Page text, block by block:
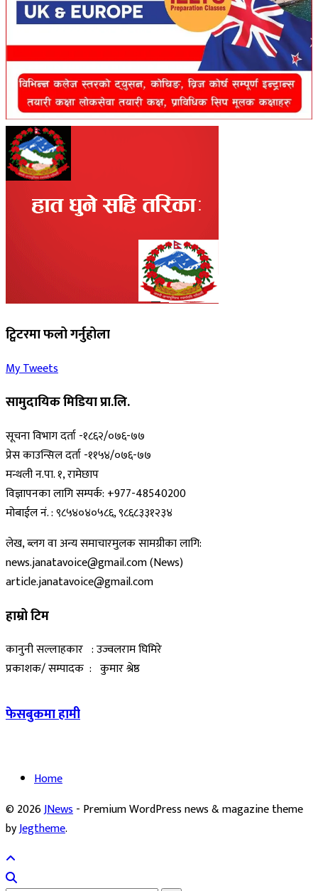
ट्विटरमा फलो गर्नुहोला
My Tweets
सामुदायिक मिडिया प्रा.लि.
सूचना विभाग दर्ता -१८६२/०७६-७७
प्रेस काउन्सिल दर्ता -११५४/०७६-७७
मन्थली न.पा. १, रामेछाप
विज्ञापनका लागि सम्पर्क: +977-48540200
मोबाईल नं. : ९८५४०४०५८६, ९८६८३३१२३४
लेख, ब्लग वा अन्य समाचारमुलक सामग्रीका लागि:
news.janatavoice@gmail.com (News)
article.janatavoice@gmail.com
हाम्रो टिम
कानुनी सल्लाहकार : उज्वलराम घिमिरे
प्रकाशक/ सम्पादक : कुमार श्रेष्ठ
फेसबुकमा हामी
Home
© 2026JNews- Premium WordPress news & magazine theme
byJegtheme.